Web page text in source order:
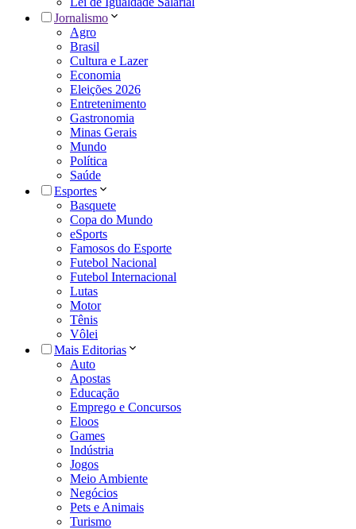
Jornalismo
Agro
Brasil
Cultura e Lazer
Economia
Eleições 2026
Entretenimento
Gastronomia
Minas Gerais
Mundo
Política
Saúde
Esportes
Basquete
Copa do Mundo
eSports
Famosos do Esporte
Futebol Nacional
Futebol Internacional
Lutas
Motor
Tênis
Vôlei
Mais Editorias
Auto
Apostas
Educação
Emprego e Concursos
Eloos
Games
Indústria
Jogos
Meio Ambiente
Negócios
Pets e Animais
Turismo